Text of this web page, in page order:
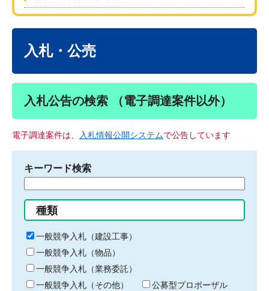
入札・公売
入札公告の検索 （電子調達案件以外）
電子調達案件は、 入札情報公開システムで公告しています
キーワード検索
る
キ
ー
ワ
ー
ド
種類
一般競争入札（建設工事）
一般競争入札（物品）
一般競争入札（業務委託）
一般競争入札（その他）
公募型プロポーザル